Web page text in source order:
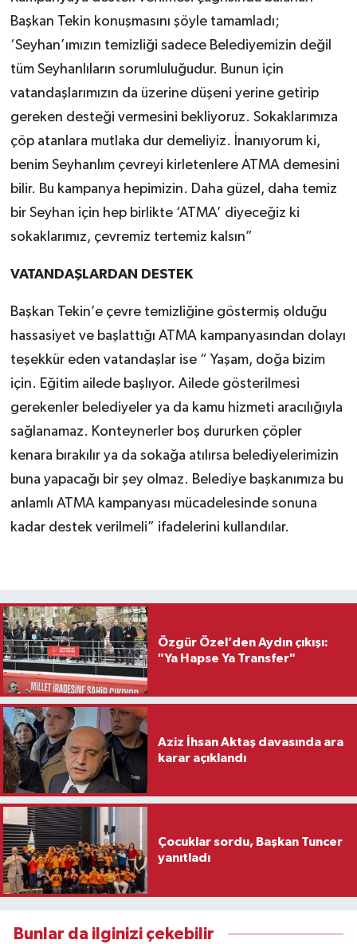
Başkan Tekin konuşmasını şöyle tamamladı;
‘Seyhan’ımızın temizliği sadece Belediyemizin değil
tüm Seyhanlıların sorumluluğudur. Bunun için
vatandaşlarımızın da üzerine düşeni yerine getirip
gereken desteği vermesini bekliyoruz. Sokaklarımıza
çöp atanlara mutlaka dur demeliyiz. İnanıyorum ki,
benim Seyhanlım çevreyi kirletenlere ATMA demesini
bilir. Bu kampanya hepimizin. Daha güzel, daha temiz
bir Seyhan için hep birlikte ‘ATMA’ diyeceğiz ki
sokaklarımız, çevremiz tertemiz kalsın”
VATANDAŞLARDAN DESTEK
Başkan Tekin’e çevre temizliğine göstermiş olduğu
hassasiyet ve başlattığı ATMA kampanyasından dolayı
teşekkür eden vatandaşlar ise “ Yaşam, doğa bizim
için. Eğitim ailede başlıyor. Ailede gösterilmesi
gerekenler belediyeler ya da kamu hizmeti aracılığıyla
sağlanamaz. Konteynerler boş dururken çöpler
kenara bırakılır ya da sokağa atılırsa belediyelerimizin
buna yapacağı bir şey olmaz. Belediye başkanımıza bu
anlamlı ATMA kampanyası mücadelesinde sonuna
kadar destek verilmeli” ifadelerini kullandılar.
Özgür Özel’den Aydın çıkışı:
"Ya Hapse Ya Transfer"
Aziz İhsan Aktaş davasında ara
karar açıklandı
Çocuklar sordu, Başkan Tuncer
yanıtladı
Bunlar da ilginizi çekebilir